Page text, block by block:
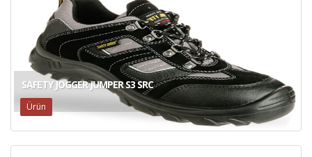
SAFETY JOGGER JUMPER S3 SRC
Ürün